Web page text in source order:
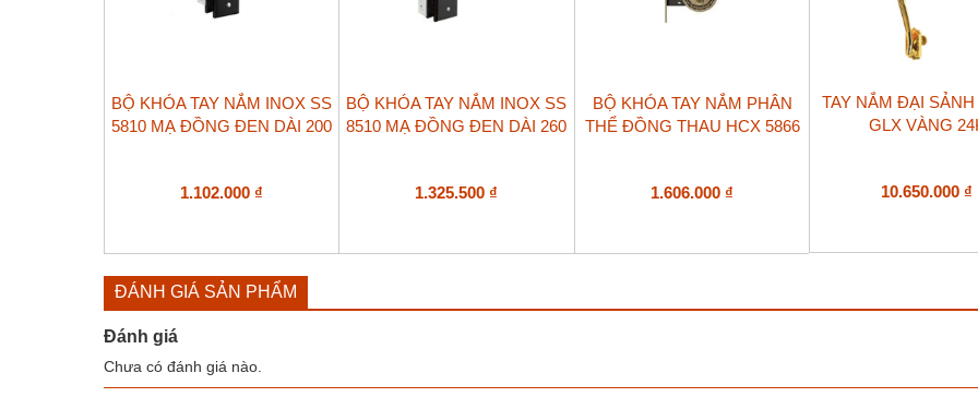
BỘ KHÓA TAY NẮM INOX SS
5810 MẠ ĐỒNG ĐEN DÀI 200
1.102.000 ₫
BỘ KHÓA TAY NẮM INOX SS
8510 MẠ ĐỒNG ĐEN DÀI 260
1.325.500 ₫
BỘ KHÓA TAY NẮM PHÂN
THỂ ĐỒNG THAU HCX 5866
1.606.000 ₫
TAY NẮM ĐẠI SẢNH
GLX VÀNG
10.650.000 ₫
ĐÁNH GIÁ SẢN PHẨM
Đánh giá
Chưa có đánh giá nào.